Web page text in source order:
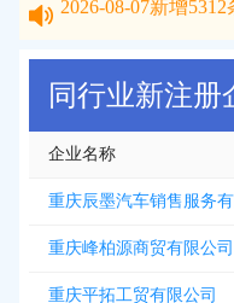
同行业新注册
企业名称
重庆辰墨汽车销售服务有
重庆峰柏源商贸有限公司
重庆平拓工贸有限公司